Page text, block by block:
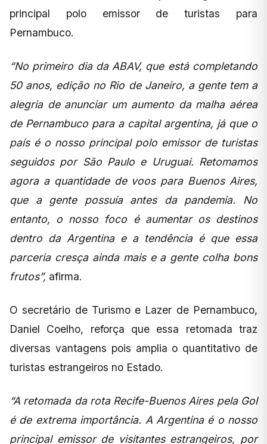
principal polo emissor de turistas para
Pernambuco.
“No primeiro dia da ABAV, que está completando
50 anos, edição no Rio de Janeiro, a gente tem a
alegria de anunciar um aumento da malha aérea
de Pernambuco para a capital argentina, já que o
país é o nosso principal polo emissor de turistas
seguidos por São Paulo e Uruguai. Retomamos
agora a quantidade de voos para Buenos Aires,
que a gente possuía antes da pandemia. No
entanto, o nosso foco é aumentar os destinos
dentro da Argentina e a tendência é que essa
parceria cresça ainda mais e a gente colha bons
frutos”, afirma.
O secretário de Turismo e Lazer de Pernambuco,
Daniel Coelho, reforça que essa retomada traz
diversas vantagens pois amplia o quantitativo de
turistas estrangeiros no Estado.
“A retomada da rota Recife-Buenos Aires pela Gol
é de extrema importância. A Argentina é o nosso
principal emissor de visitantes estrangeiros, por